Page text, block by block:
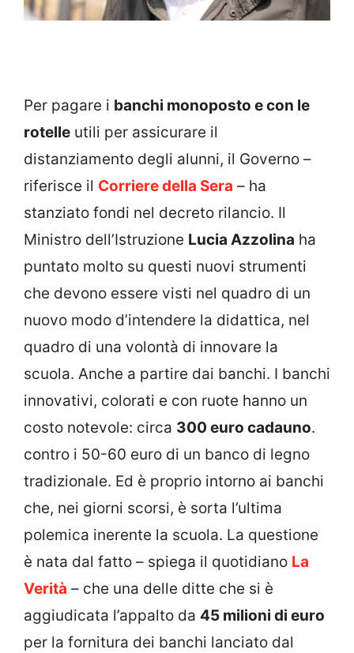
Per pagare i banchi monoposto e con le
rotelle utili per assicurare il
distanziamento degli alunni, il Governo –
riferisce il Corriere della Sera – ha
stanziato fondi nel decreto rilancio. Il
Ministro dell’Istruzione Lucia Azzolina ha
puntato molto su questi nuovi strumenti
che devono essere visti nel quadro di un
nuovo modo d’intendere la didattica, nel
quadro di una volontà di innovare la
scuola. Anche a partire dai banchi. I banchi
innovativi, colorati e con ruote hanno un
costo notevole: circa 300 euro cadauno.
contro i 50-60 euro di un banco di legno
tradizionale. Ed è proprio intorno ai banchi
che, nei giorni scorsi, è sorta l’ultima
polemica inerente la scuola. La questione
è nata dal fatto – spiega il quotidiano La
Verità – che una delle ditte che si è
aggiudicata l’appalto da 45 milioni di euro
per la fornitura dei banchi lanciato dal